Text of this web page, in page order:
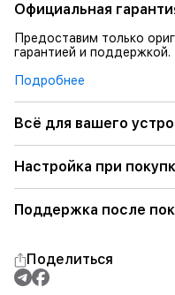
Официальная
Предоставим только
гарантией и поддержкой.
Подробнее
Всё для вашего
Настройка при
Поддержка после
Поделиться